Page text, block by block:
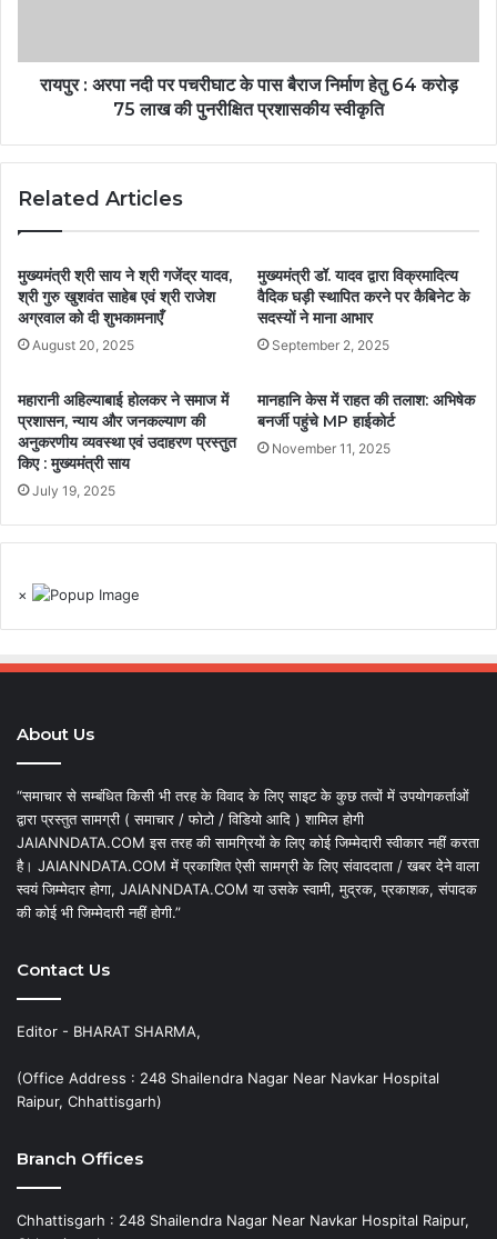
रायपुर : अरपा नदी पर पचरीघाट के पास बैराज निर्माण हेतु 64 करोड़
75 लाख की पुनरीक्षित प्रशासकीय स्वीकृति
Related Articles
मुख्यमंत्री श्री साय ने श्री गजेंद्र यादव,
श्री गुरु खुशवंत साहेब एवं श्री राजेश
अग्रवाल को दी शुभकामनाएँ
August 20, 2025
मुख्यमंत्री डॉ. यादव द्वारा विक्रमादित्य
वैदिक घड़ी स्थापित करने पर कैबिनेट के
सदस्यों ने माना आभार
September 2, 2025
महारानी अहिल्याबाई होलकर ने समाज में
प्रशासन, न्याय और जनकल्याण की
अनुकरणीय व्यवस्था एवं उदाहरण प्रस्तुत
किए : मुख्यमंत्री साय
July 19, 2025
मानहानि केस में राहत की तलाश: अभिषेक
बनर्जी पहुंचे MP हाईकोर्ट
November 11, 2025
×
About Us
“समाचार से सम्बंधित किसी भी तरह के विवाद के लिए साइट के कुछ तत्वों में उपयोगकर्ताओं
द्वारा प्रस्तुत सामग्री ( समाचार / फोटो / विडियो आदि ) शामिल होगी
JAIANNDATA.COM इस तरह की सामग्रियों के लिए कोई जिम्मेदारी स्वीकार नहीं करता
है। JAIANNDATA.COM में प्रकाशित ऐसी सामग्री के लिए संवाददाता / खबर देने वाला
स्वयं जिम्मेदार होगा, JAIANNDATA.COM या उसके स्वामी, मुद्रक, प्रकाशक, संपादक
की कोई भी जिम्मेदारी नहीं होगी.”
Contact Us
Editor - BHARAT SHARMA,
(Office Address : 248 Shailendra Nagar Near Navkar Hospital
Raipur, Chhattisgarh)
Branch Offices
Chhattisgarh : 248 Shailendra Nagar Near Navkar Hospital Raipur,